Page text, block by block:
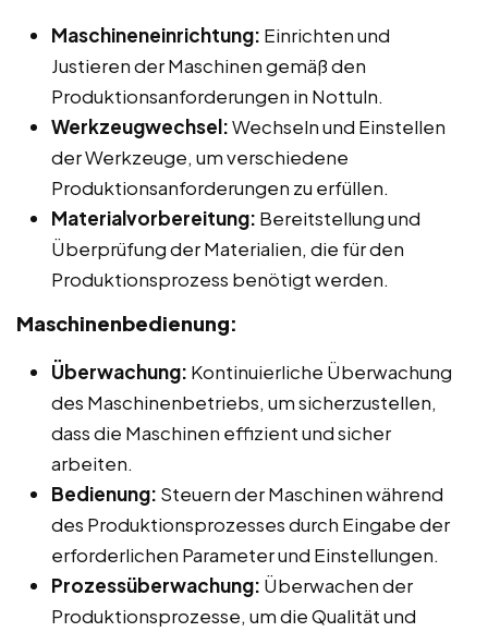
Maschineneinrichtung: Einrichten und
Justieren der Maschinen gemäß den
Produktionsanforderungen in Nottuln.
Werkzeugwechsel:Wechseln und Einstellen
der Werkzeuge, um verschiedene
Produktionsanforderungen zu erfüllen.
Materialvorbereitung: Bereitstellung und
Überprüfung der Materialien, die für den
Produktionsprozess benötigt werden.
Maschinenbedienung:
Überwachung: Kontinuierliche Überwachung
des Maschinenbetriebs, um sicherzustellen,
dass die Maschinen effizient und sicher
arbeiten.
Bedienung: Steuern der Maschinen während
des Produktionsprozesses durch Eingabe der
erforderlichen Parameter und Einstellungen.
Prozessüberwachung: Überwachen der
Produktionsprozesse, um die Qualität und